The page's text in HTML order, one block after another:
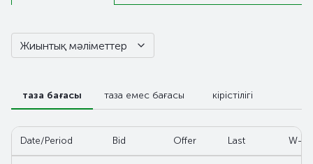
Жиынтық мәліметтер
таза бағасы таза емес бағасы кірістілігі
Date/Period Bid Offer Last W-